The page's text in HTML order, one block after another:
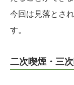
今回は見落とさ
す。
二次喫煙・三